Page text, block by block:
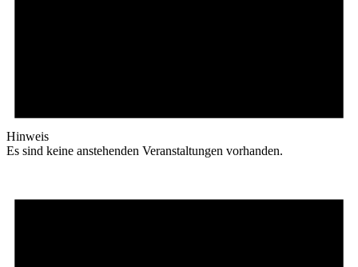
Hinweis
Es sind keine anstehenden Veranstaltungen vorhanden.